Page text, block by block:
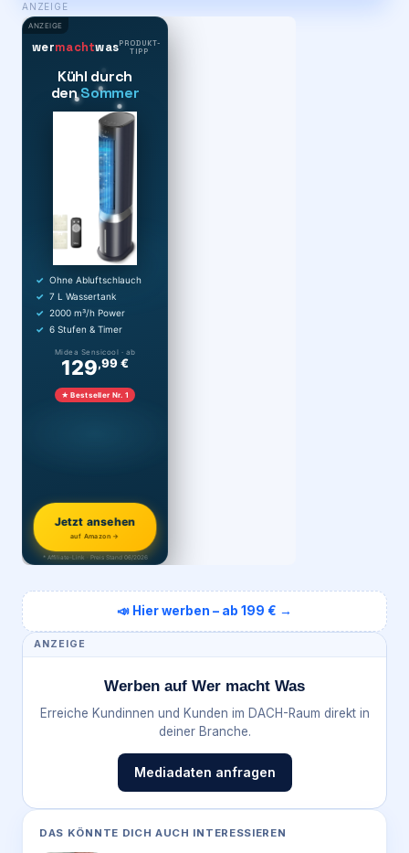
ANZEIGE
ANZEIGE
wermachtwasPRODUKT-
TIPP
Kühl durch
denSommer
Ohne Abluftschlauch
7 L Wassertank
2000 m³/h Power
6 Stufen & Timer
Midea Sensicool · ab
129,99 €
★ Bestseller Nr. 1
Jetzt ansehen
auf Amazon →
* Affiliate-Link · Preis Stand 06/2026
📣 Hier werben – ab 199 € →
ANZEIGE
Werben auf Wer macht Was
Erreiche Kundinnen und Kunden im DACH-Raum direkt in
deiner Branche.
Mediadaten anfragen
DAS KÖNNTE DICH AUCH INTERESSIEREN